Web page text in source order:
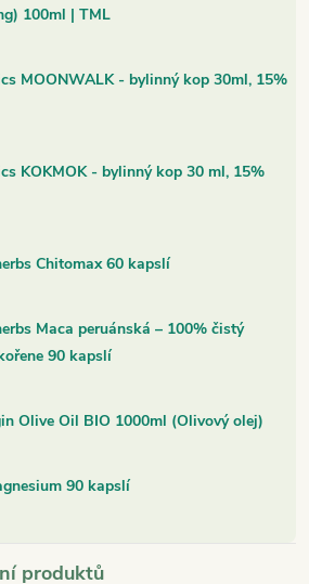
100ml | TML
MOONWALK - bylinný kop 30ml, 15%
KOKMOK - bylinný kop 30 ml, 15%
Chitomax 60 kapslí
Maca peruánská – 100% čistý
90 kapslí
Olive Oil BIO 1000ml (Olivový olej)
90 kapslí
produktů